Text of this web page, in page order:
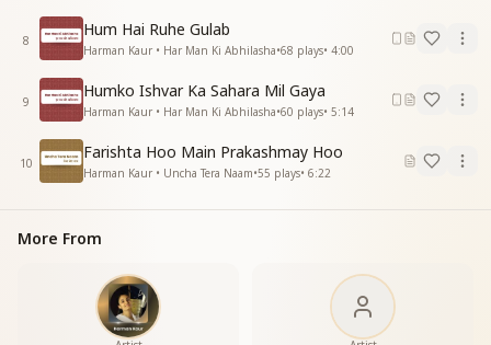
8
Hum Hai Ruhe Gulab
Harman Kaur • Har Man Ki Abhilasha•68 plays• 4:00
9
Humko Ishvar Ka Sahara Mil Gaya
Harman Kaur • Har Man Ki Abhilasha•60 plays• 5:14
10
Farishta Hoo Main Prakashmay Hoo
Harman Kaur • Uncha Tera Naam•55 plays• 6:22
More From